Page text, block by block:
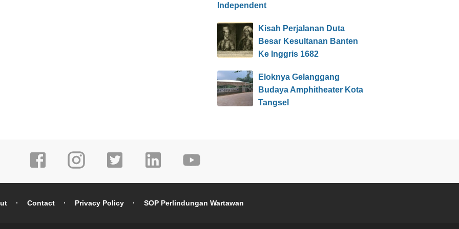
Independent
Kisah Perjalanan Duta
Besar Kesultanan Banten
Ke Inggris 1682
Eloknya Gelanggang
Budaya Amphitheater Kota
Tangsel
Contact Privacy Policy SOP Perlindungan Wartawan